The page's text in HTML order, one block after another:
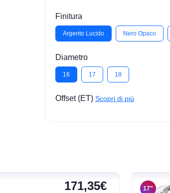
Finitura
Argento Lucido Nero Opaco
Diametro
16 17 18
Offset (ET)Scopri di più
171,35€ 17"